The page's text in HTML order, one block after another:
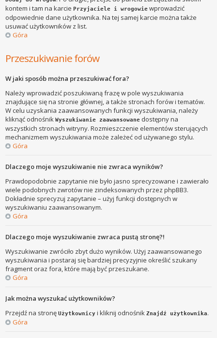
kontem i tam na karciePrzyjaciele i wrogowie wprowadzić
odpowiednie dane użytkownika. Na tej samej karcie można także
usuwać użytkowników z list.
Góra
Przeszukiwanie forów
W jaki sposób można przeszukiwać fora?
Należy wprowadzić poszukiwaną frazę w pole wyszukiwania
znajdujące się na stronie głównej, a także stronach forów i tematów.
W celu uzyskania zaawansowanych funkcji wyszukiwania, należy
kliknąć odnośnikWyszukiwanie zaawansowane dostępny na
wszystkich stronach witryny. Rozmieszczenie elementów sterujących
mechanizmem wyszukiwania może zależeć od używanego stylu.
Góra
Dlaczego moje wyszukiwanie nie zwraca wyników?
Prawdopodobnie zapytanie nie było jasno sprecyzowane i zawierało
wiele podobnych zwrotów nie zindeksowanych przez phpBB3.
Dokładnie sprecyzuj zapytanie – użyj funkcji dostępnych w
wyszukiwaniu zaawansowanym.
Góra
Dlaczego moje wyszukiwanie zwraca pustą stronę?!
Wyszukiwanie zwróciło zbyt dużo wyników. Użyj zaawansowanego
wyszukiwania i postaraj się bardziej precyzyjnie określić szukany
fragment oraz fora, które mają być przeszukane.
Góra
Jak można wyszukać użytkowników?
Przejdź na stronęUżytkownicy i kliknij odnośnikZnajdź użytkownika.
Góra